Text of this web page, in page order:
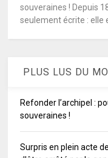
souveraines ! Depuis
seulement écrite : elle
PLUS LUS DU
Refonder l’archipel :
souveraines !
Surpris en plein acte